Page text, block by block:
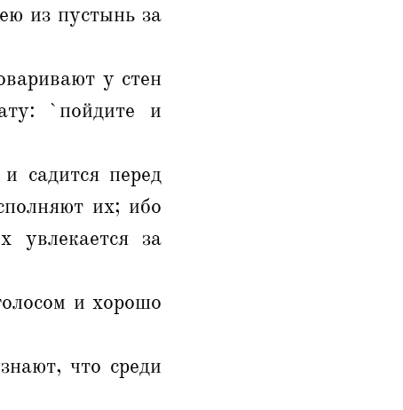
из пустынь за
у стен
`пойдите и
садится перед
их; ибо
увлекается за
и хорошо
что среди